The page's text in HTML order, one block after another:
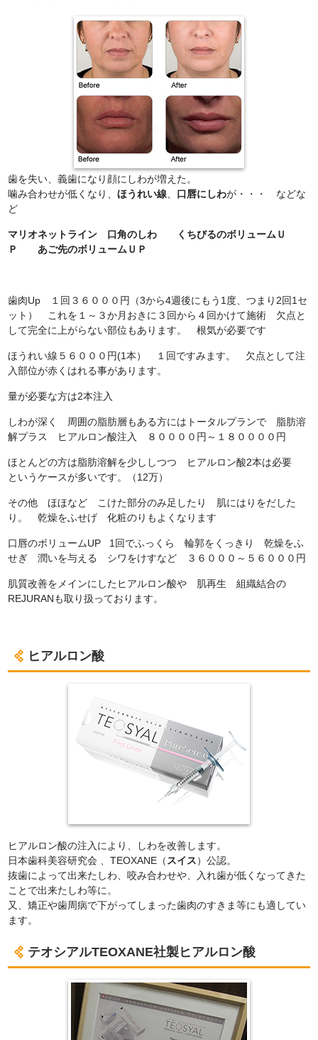
歯を失い、義歯になり顔にしわが増えた。
噛み合わせが低くなり、ほうれい線 口唇にしわが・・・ などな
ど
マリオネットライン 口角のしわ くちびるのボリュームＵ
Ｐ あご先のボリュームＵＰ
歯肉Up １回３６０００円（3から4週後にもう1度、つまり2回1セ
ット） これを１～３か月おきに３回から４回かけて施術 欠点と
して完全に上がらない部位もあります。 根気が必要です
ほうれい線５６０００円(1本） １回ですみます。 欠点として注
入部位が赤くはれる事があります。
量が必要な方は2本注入
しわが深く 周囲の脂肪層もある方にはトータルプランで 脂肪溶
解プラス ヒアルロン酸注入 ８００００円～１８００００円
ほとんどの方は脂肪溶解を少ししつつ ヒアルロン酸2本は必要
というケースが多いです。（12万）
その他 ほほなど こけた部分のみ足したり 肌にはりをだした
り。 乾燥をふせげ 化粧のりもよくなります
口唇のボリュームUP 1回でふっくら 輪郭をくっきり 乾燥をふ
せぎ 潤いを与える シワをけすなど ３６０００～５６０００円
肌質改善をメインにしたヒアルロン酸や 肌再生 組織結合の
REJURANも取り扱っております。
ヒアルロン酸
ヒアルロン酸の注入により、しわを改善します。
日本歯科美容研究会 、TEOXANE（ スイス）公認。
抜歯によって出来たしわ、咬み合わせや、入れ歯が低くなってきた
ことで出来たしわ等に。
又、矯正や歯周病で下がってしまった歯肉のすきま等にも適してい
ます。
テオシアルTEOXANE社製ヒアルロン酸